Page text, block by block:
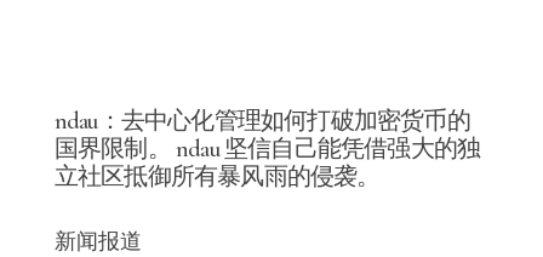
ndau：去中心化管理如何打破加密货币的
国界限制。 ndau 坚信自己能凭借强大的独
立社区抵御所有暴风雨的侵袭。
新闻报道